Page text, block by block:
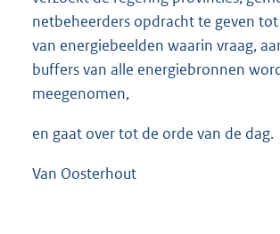
netbeheerders opdracht te geven
van energiebeelden waarin vraag,
buffers van alle energiebronnen
meegenomen,
en gaat over tot de orde van de dag.
Van Oosterhout